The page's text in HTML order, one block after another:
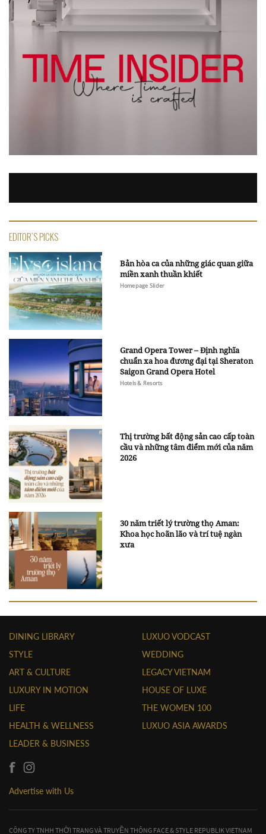
EDITOR'S PICKS
Bản hòa ca của những giác quan giữa
miền xanh thuần khiết
Homepage Slider
Grand Opera Tower – Định nghĩa
chuẩn xa hoa đương đại tại Sheraton
Saigon Grand Opera Hotel
Hotels & Resorts
Thị trường bất động sản cao cấp toàn
cầu và những tâm điểm mới của năm
2026
30 năm triết lý trường thọ Aman:
Khoa học hoãn lão và trí tuệ ngàn
xưa
DINING LIBRARY
STYLE
ART & CULTURE
LUXURY IN MOTION
LIFE
HEALTH & WELLNESS
LEADER & BUSINESS
LUXUO VODCAST
WEDDING
LEGACY VIETNAM
HOUSE OF LUXE
THE WOMEN 100
LUXUO ASIA AWARDS
Advertise with Us
CÔNG TY TNHH THỜI TRANG VÀ TRUYỀN THÔNG FACE & STYLE REPUBLIK VIETNAM